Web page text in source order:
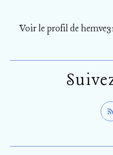
Voir le profil de